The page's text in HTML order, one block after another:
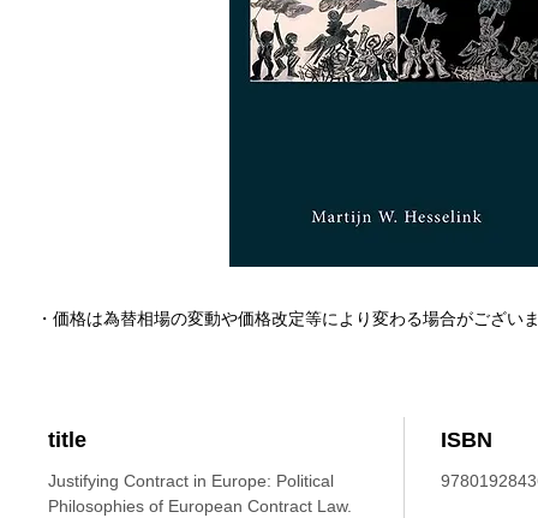
title
Justifying Contract in Europe: Political
Philosophies of European Contract Law.
ISBN
・価格は為替相場の変動や価格改定等により変わる場合がござい